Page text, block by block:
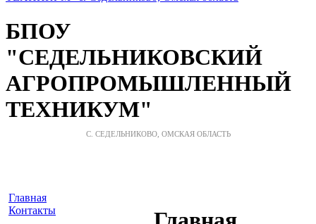
БПОУ
"СЕДЕЛЬНИКОВСКИЙ
АГРОПРОМЫШЛЕННЫЙ
ТЕХНИКУМ"
С. СЕДЕЛЬНИКОВО, ОМСКАЯ ОБЛАСТЬ
Главная
Контакты